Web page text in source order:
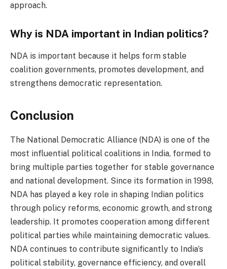
approach.
Why is NDA important in Indian politics?
NDA is important because it helps form stable
coalition governments, promotes development, and
strengthens democratic representation.
Conclusion
The National Democratic Alliance (NDA) is one of the
most influential political coalitions in India, formed to
bring multiple parties together for stable governance
and national development. Since its formation in 1998,
NDA has played a key role in shaping Indian politics
through policy reforms, economic growth, and strong
leadership. It promotes cooperation among different
political parties while maintaining democratic values.
NDA continues to contribute significantly to India’s
political stability, governance efficiency, and overall